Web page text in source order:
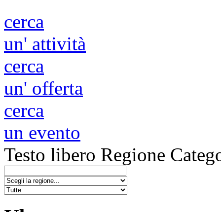
cerca
un' attività
cerca
un' offerta
cerca
un evento
Testo libero Regione